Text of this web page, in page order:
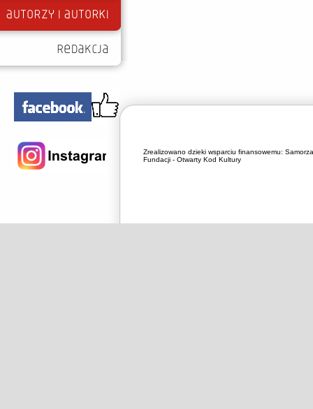
Zrealizowano dzieki wsparciu finansowemu:
Fundacji - Otwarty Kod Kultury